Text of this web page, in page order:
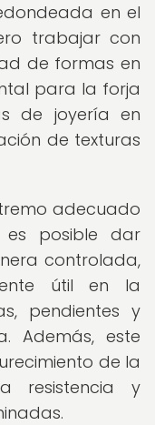
en el
trabajar con
de formas en
para la forja
de joyería en
de texturas
adecuado
es posible dar
controlada,
útil en la
pendientes y
Además, este
de la
resistencia y